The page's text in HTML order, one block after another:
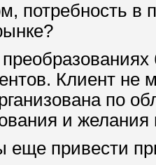
потребность в
Клиент не
по
и
привести